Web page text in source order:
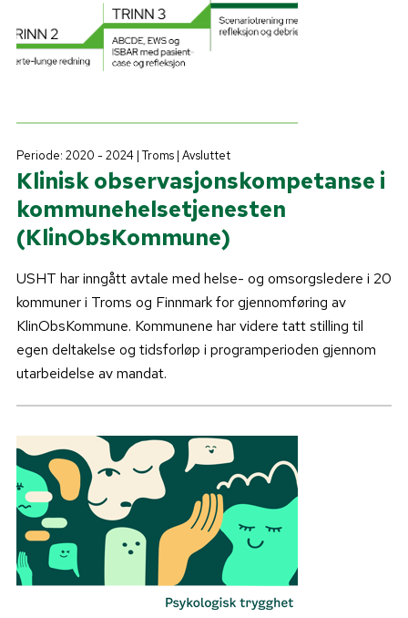
Periode: 2020 - 2024 | Troms | Avsluttet
Klinisk observasjonskompetanse i
kommunehelsetjenesten
(KlinObsKommune)
USHT har inngått avtale med helse- og omsorgsledere i 20
kommuner i Troms og Finnmark for gjennomføring av
KlinObsKommune. Kommunene har videre tatt stilling til
egen deltakelse og tidsforløp i programperioden gjennom
utarbeidelse av mandat.